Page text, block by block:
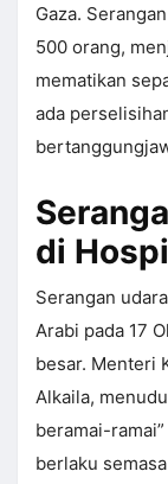
Gaza.
500 orang,
mematikan
ada
di
Serangan
Arabi pada 17
besar. Menteri
Alkaila,
beramai-
berlaku